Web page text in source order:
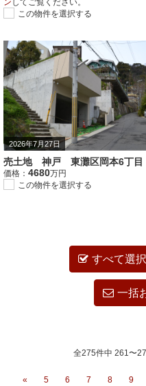
この物件を選択する
2026年7月27日
売土地 神戸 東灘区岡本6丁目
価格： 4680万円
この物件を選択する
すべて選択
一括
全275件中 261〜
« 5 6 7 8 9